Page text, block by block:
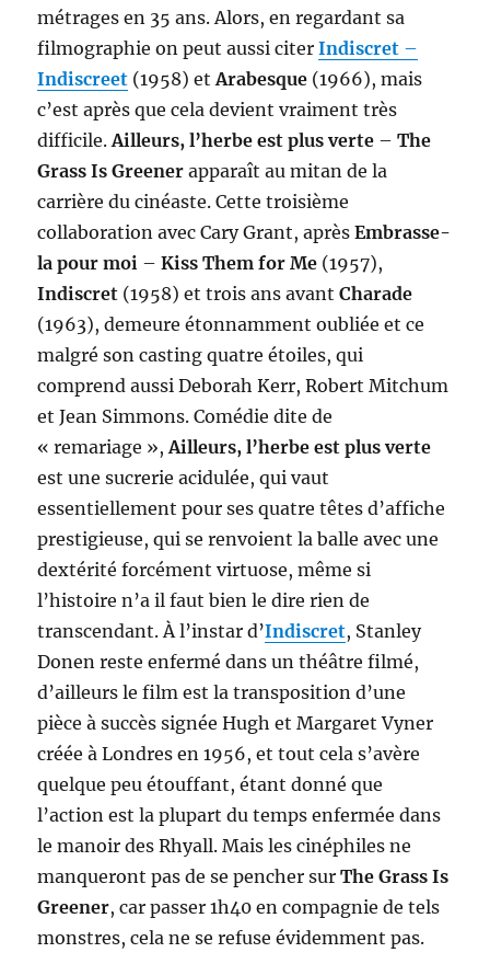
métrages en 35 ans. Alors, en regardant sa
filmographie on peut aussi citerIndiscret –
Indiscreet (1958) etArabesque (1966), mais
c’est après que cela devient vraiment très
difficile.Ailleurs, l’herbe est plus verte –The
Grass Is Greener apparaît au mitan de la
carrière du cinéaste. Cette troisième
collaboration avec Cary Grant, aprèsEmbrasse-
la pour moi –Kiss Them for Me (1957),
Indiscret (1958) et trois ans avantCharade
(1963), demeure étonnamment oubliée et ce
malgré son casting quatre étoiles, qui
comprend aussi Deborah Kerr, Robert Mitchum
et Jean Simmons. Comédie dite de
« remariage »,Ailleurs, l’herbe est plus verte
est une sucrerie acidulée, qui vaut
essentiellement pour ses quatre têtes d’affiche
prestigieuse, qui se renvoient la balle avec une
dextérité forcément virtuose, même si
l’histoire n’a il faut bien le dire rien de
transcendant. À l’instar d’Indiscret, Stanley
Donen reste enfermé dans un théâtre filmé,
d’ailleurs le film est la transposition d’une
pièce à succès signée Hugh et Margaret Vyner
créée à Londres en 1956, et tout cela s’avère
quelque peu étouffant, étant donné que
l’action est la plupart du temps enfermée dans
le manoir des Rhyall. Mais les cinéphiles ne
manqueront pas de se pencher surThe Grass Is
Greener, car passer 1h40 en compagnie de tels
monstres, cela ne se refuse évidemment pas.